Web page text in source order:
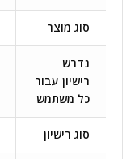
סוג מוצר
נדרש
רישיון עבור
כל משתמש
סוג רישיון